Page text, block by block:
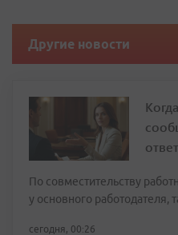
Другие новости
По совместительству
у основного работодателя,
сегодня, 00:26